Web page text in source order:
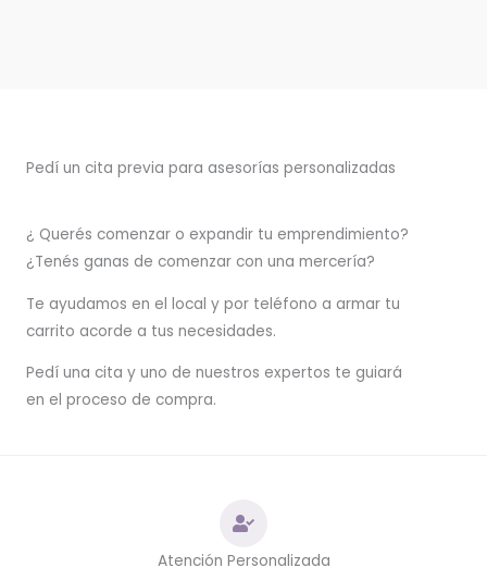
Pedí un cita previa para asesorías personalizadas
¿ Querés comenzar o expandir tu emprendimiento?
¿Tenés ganas de comenzar con una mercería?
Te ayudamos en el local y por teléfono a armar tu
carrito acorde a tus necesidades.
Pedí una cita y uno de nuestros expertos te guiará
en el proceso de compra.
Atención Personalizada